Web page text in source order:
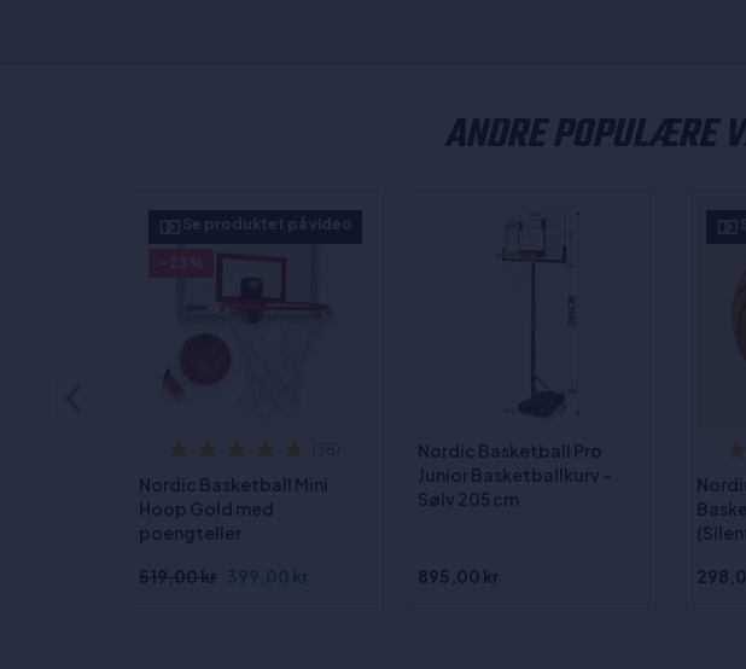
ANDRE POPULÆRE
Se produktet på video
Nordic Basketball Mini
Hoop Gold med
poengteller
519,00 kr 399,00 kr
Nordic Basketball Pro
Junior Basketballkurv -
Sølv 205 cm
895,00 kr